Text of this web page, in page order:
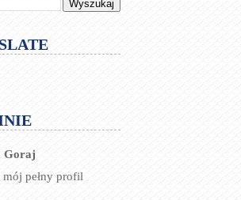
Goraj
mój pełny profil